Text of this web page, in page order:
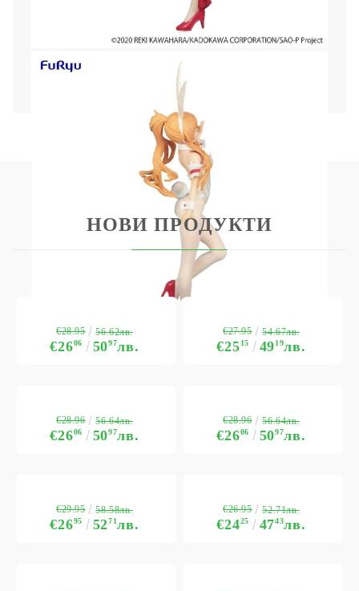
Материал: PVC/ABS
Височина: 30см
Всички фигурки са запечатани и
опаковани в илюстрована кутия.
НОВИ ПРОДУКТИ
€2606 5097лв.
€28.95 56.62лв.
€2515 4919лв.
€27.95 54.67лв.
€2606 5097лв.
€28.96 56.64лв.
€2606 5097лв.
€28.96 56.64лв.
€2695 5271лв.
€29.95 58.58лв.
€2425 4743лв.
€26.95 52.71лв.